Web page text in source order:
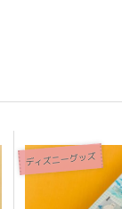
ディズニーグッズ